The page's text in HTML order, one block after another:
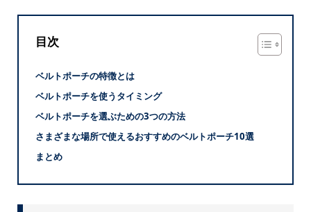
目次
ベルトポーチの特徴とは
ベルトポーチを使うタイミング
ベルトポーチを選ぶための3つの方法
さまざまな場所で使えるおすすめのベルトポーチ10選
まとめ